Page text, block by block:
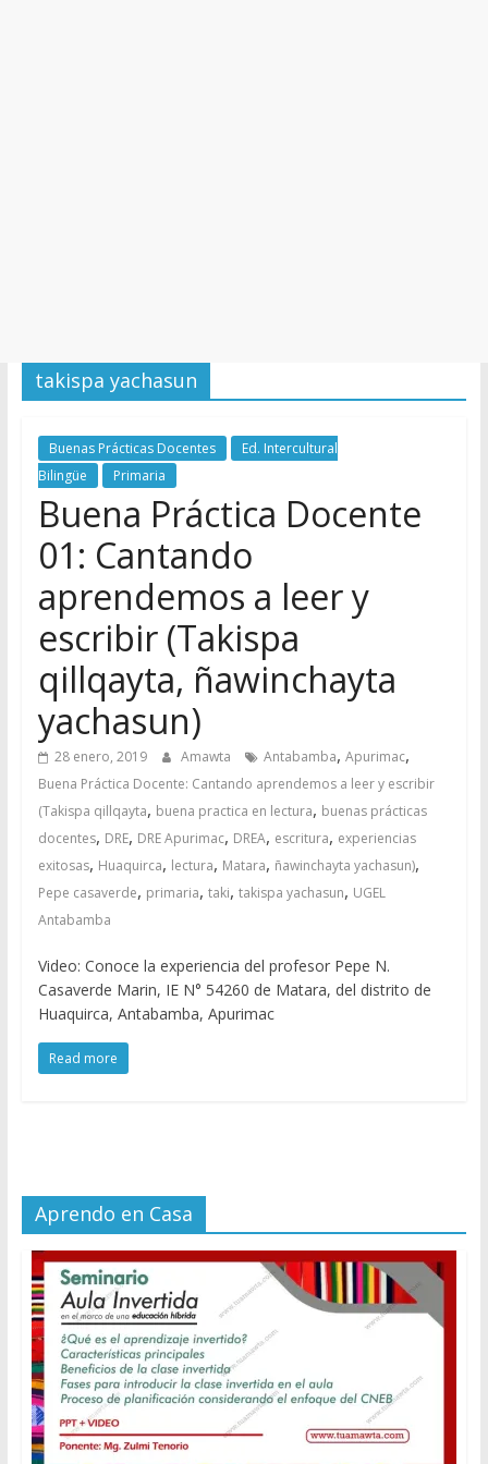
takispa yachasun
Buenas Prácticas Docentes
Ed. Intercultural
Bilingüe
Primaria
Buena Práctica Docente
01: Cantando
aprendemos a leer y
escribir (Takispa
qillqayta, ñawinchayta
yachasun)
28 enero, 2019 Amawta Antabamba, Apurimac,
Buena Práctica Docente: Cantando aprendemos a leer y escribir
(Takispa qillqayta, buena practica en lectura, buenas prácticas
docentes, DRE, DRE Apurimac, DREA, escritura, experiencias
exitosas, Huaquirca, lectura, Matara, ñawinchayta yachasun),
Pepe casaverde, primaria, taki, takispa yachasun, UGEL
Antabamba
Video: Conoce la experiencia del profesor Pepe N.
Casaverde Marin, IE N° 54260 de Matara, del distrito de
Huaquirca, Antabamba, Apurimac
Read more
Aprendo en Casa